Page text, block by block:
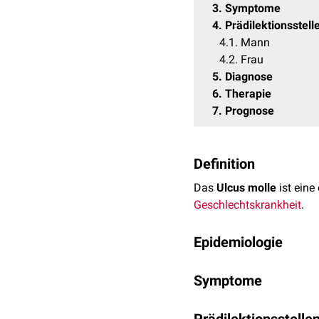
3 Symptome
4
4.1
Mann
4.2 Frau
5 Diagnose
6 Therapie
7 Prognose
Definition
Das Ulcus molle ist eine
Geschlechtskrankheit.
Epidemiologie
es selten. Es sind
Symptome